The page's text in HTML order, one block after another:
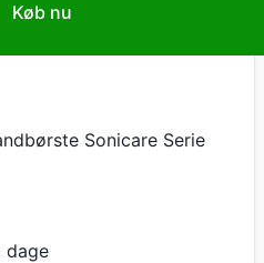
Køb nu
Sonicare Serie
dage